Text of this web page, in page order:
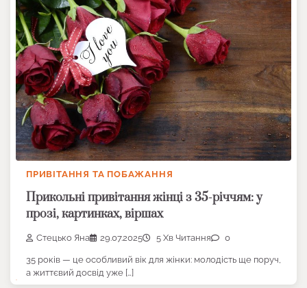
ПРИВІТАННЯ ТА ПОБАЖАННЯ
Прикольні привітання жінці з 35-річчям: у
прозі, картинках, віршах
Стецько Яна 29.07.2025 5 Хв Читання 0
35 років — це особливий вік для жінки: молодість ще поруч,
а життєвий досвід уже […]